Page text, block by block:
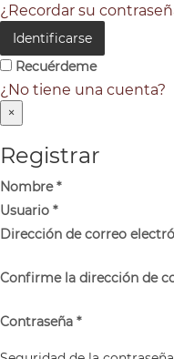
¿Recordar su
Identificarse
Recuérdeme
¿No tiene una cuenta?
×
Registrar
Nombre*
Usuario *
Dirección de correo
Confirme la dirección de
Contraseña *